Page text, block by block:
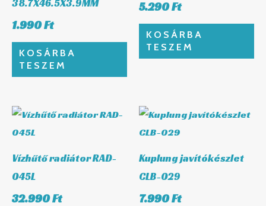
38.7X46.5X3.9MM
1.990Ft
KOSÁRBA
TESZEM
5.290Ft
KOSÁRBA
TESZEM
Vízhűtő radiátor RAD-
045L
32.990Ft
Kuplung javítókészlet
CLB-029
7.990Ft